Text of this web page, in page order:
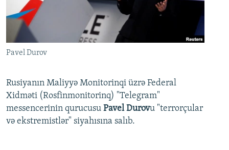
Pavel Durov
Rusiyanın Maliyyə Monitorinqi üzrə Federal
Xidməti (Rosfinmonitorinq) "Telegram"
messencerinin qurucusu Pavel Durovu "terrorçular
və ekstremistlər" siyahısına salıb.